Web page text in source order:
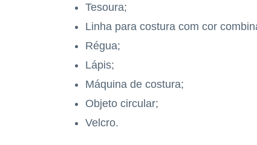
Tesoura;
Linha para costura com cor
Régua;
Lápis;
Máquina de costura;
Objeto circular;
Velcro.